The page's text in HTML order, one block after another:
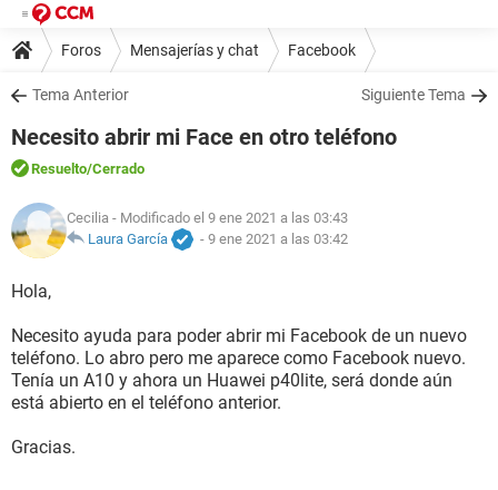
Foros Mensajerías y chat Facebook
Tema Anterior Siguiente Tema
Necesito abrir mi Face en otro teléfono
Resuelto/Cerrado
Cecilia - Modificado el 9 ene 2021 a las 03:43
Laura García
- 9 ene 2021 a las 03:42
Hola,
Necesito ayuda para poder abrir mi Facebook de un nuevo
teléfono. Lo abro pero me aparece como Facebook nuevo.
Tenía un A10 y ahora un Huawei p40lite, será donde aún
está abierto en el teléfono anterior.
Gracias.